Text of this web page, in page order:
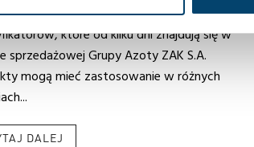
i Oxovilen. To nazwy specjalistycznych
które od kilku dni znajdują się w
sprzedażowej Grupy Azoty ZAK S.A.
mogą mieć zastosowanie w różnych
DALEJ